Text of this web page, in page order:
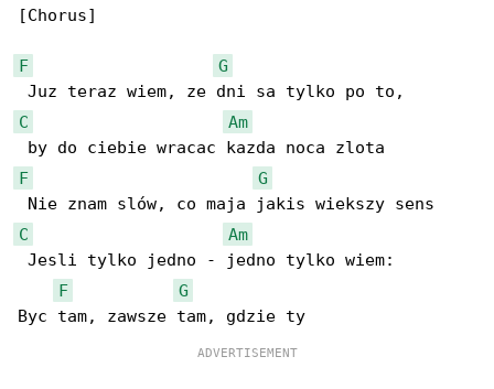
[Chorus]
F
G
C
Am
F
G
C
Am
Jesli tylko jedno - jedno tylko wiem:
F
G